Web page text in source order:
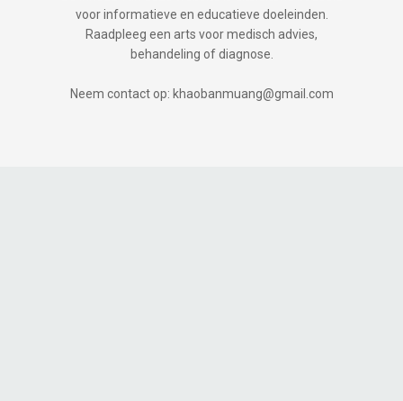
voor informatieve en educatieve doeleinden.
Raadpleeg een arts voor medisch advies,
behandeling of diagnose.
Neem contact op: khaobanmuang@gmail.com